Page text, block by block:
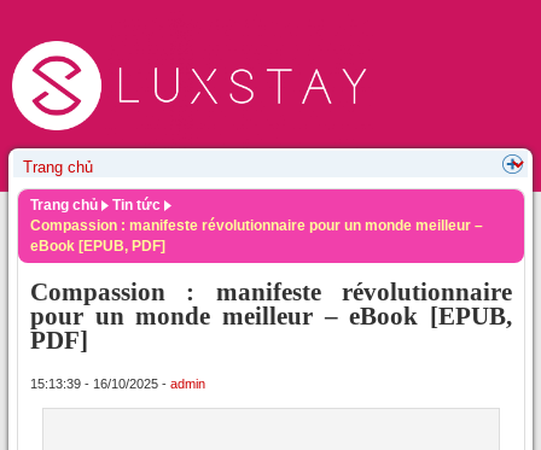
Trang chủ
Tin tức
Compassion : manifeste révolutionnaire pour un monde meilleur –
eBook [EPUB, PDF]
Compassion : manifeste révolutionnaire
pour un monde meilleur – eBook [EPUB,
PDF]
15:13:39 - 16/10/2025 - admin